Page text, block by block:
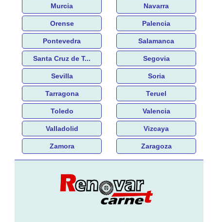
Murcia Navarra
Orense Palencia
Pontevedra Salamanca
Santa Cruz de T... Segovia
Sevilla Soria
Tarragona Teruel
Toledo Valencia
Valladolid Vizcaya
Zamora Zaragoza